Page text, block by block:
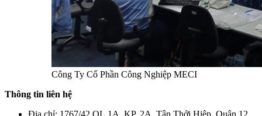
Công Ty Cổ Phần Công Nghiệp MECI
Thông tin liên hệ